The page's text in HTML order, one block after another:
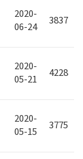
2020-
06-24
3837
2020-
05-21
4228
2020-
05-15
3775